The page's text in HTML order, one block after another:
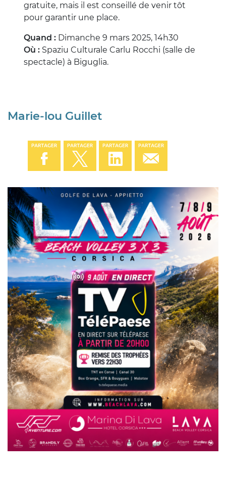
gratuite, mais il est conseillé de venir tôt
pour garantir une place.
Quand : Dimanche 9 mars 2025, 14h30
Où : Spaziu Culturale Carlu Rocchi (salle de
spectacle) à Biguglia.
Marie-lou Guillet